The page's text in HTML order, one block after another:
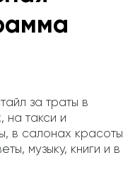
за траты в
на такси и
в салонах красоты
музыку, книги и в